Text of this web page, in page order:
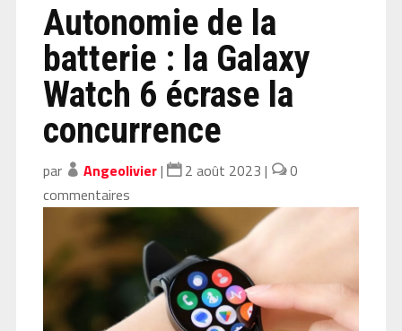
Autonomie de la
batterie : la Galaxy
Watch 6 écrase la
concurrence
par Angeolivier| 2 août 2023 |
0
commentaires